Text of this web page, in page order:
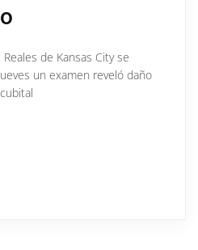
de Kansas City se
un examen reveló daño